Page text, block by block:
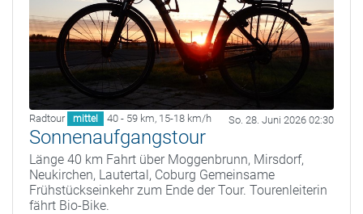
Radtour mittel 40 - 59 km, 15-18 km/h So. 28. Juni 2026 02:30
Sonnenaufgangstour
Länge 40 km Fahrt über Moggenbrunn, Mirsdorf,
Neukirchen, Lautertal, Coburg Gemeinsame
Frühstückseinkehr zum Ende der Tour. Tourenleiterin
fährt Bio-Bike.